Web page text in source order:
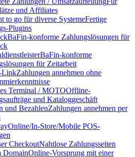
und Affiliates
to go für diverse SystemeFertige
Plugins
BaFin-konforme Zahlungslösungen für
BaFin-konforme
für Zeitarbeit
LinkZahlungen annehmen ohne
Terminal / MOTOOffline-
und Kataloggeschäft
und BezahlenZahlungen annehmen per
Online/In-Store/Mobile POS-
CheckoutNahtlose Zahlungsseiten
DomainOnline-Vorsprung mit einer